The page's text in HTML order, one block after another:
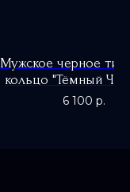
Мужское черное
кольцо "Тёмный
6 100 р.